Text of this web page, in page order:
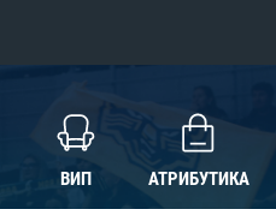
ВИП АТРИБУТИКА